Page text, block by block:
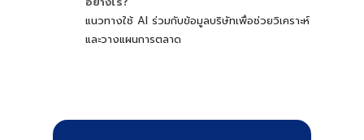
แนวทางใช้ AI ร่วมกับข้อมูลบริษัทเพื่อช่วยวิเคราะห์
และวางแผนการตลาด